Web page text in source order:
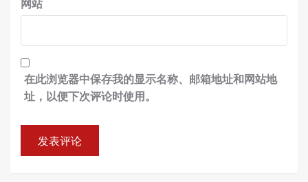
网站
在此浏览器中保存我的显示名称、邮箱地址和网站地
址，以便下次评论时使用。